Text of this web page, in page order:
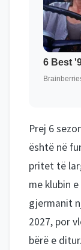
Prej 6
është në
pritet të
me klubin
gjermanit
2027, por
bërë e ditur.